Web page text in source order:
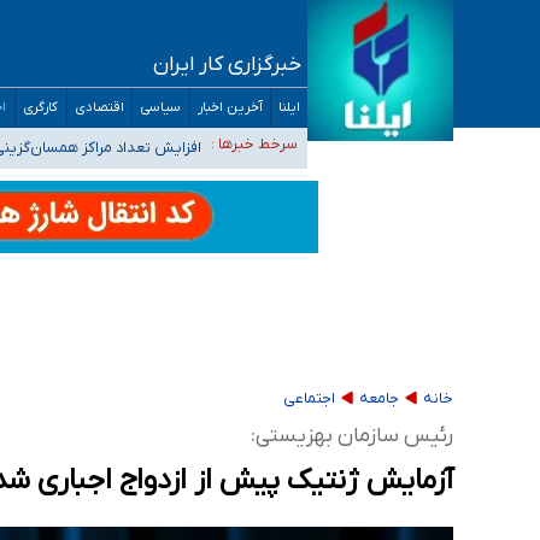
خبرگزاری کار ایران
ایلنا آخرین اخبار سیاسی اقتصادی کارگری
سرخط خبرها :
ضرورت آموزش حریم خصوصی در فضای آنلاین
مجرمان از ترس رسواییافزایش تعداد مراکز همسان‌گزینی به ۲۳۰ مرکز/ بررسی صلاحیت و نظارت‌ها به سازمان تبلیغات
۴۰ تا ۵۰ روز گرمای نسبی در پیش داریم/ دمای تهران به ۳۸ درجه می‌رسد
موضع وزارت بهداشت درباره ظرفیت پزشکی کنکور ۱۴۰۵: خواستار اصلاح ظرفیت‌ها هستیم، اما هنوز پاسخ مشخصی
تعویق آزمون ورودی دکترای تخصصی
خانه جامعه اجتماعی
رئیس سازمان بهزیستی:
آزمایش ژنتیک پیش از ازدواج اجباری